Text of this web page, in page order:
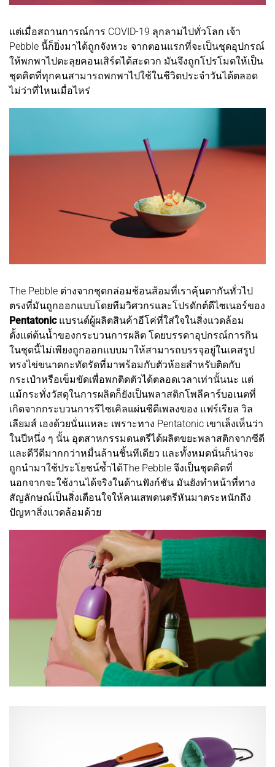
แต่เมื่อสถานการณ์การ COVID-19 ลุกลามไปทั่วโลก เจ้า
Pebble นี้ก็ยิ่งมาได้ถูกจังหวะ จากตอนแรกที่จะเป็นชุดอุปกรณ์
ให้พกพาไปตะลุยคอนเสิร์ตได้สะดวก มันจึงถูกโปรโมตให้เป็น
ชุดคิตที่ทุกคนสามารถพกพาไปใช้ในชีวิตประจำวันได้ตลอด
ไม่ว่าที่ไหนเมื่อไหร่
The Pebble ต่างจากชุดกล่อมช้อนส้อมที่เราคุ้นตากันทั่วไป
ตรงที่มันถูกออกแบบโดยทีมวิศวกรและโปรดักต์ดีไซเนอร์ของ
Pentatonicแบรนด์ผู้ผลิตสินค้าอีโค่ที่ใส่ใจในสิ่งแวดล้อม
ตั้งแต่ต้นน้ำของกระบวนการผลิต โดยบรรดาอุปกรณ์การกิน
ในชุดนี้ไม่เพียงถูกออกแบบมาให้สามารถบรรจุอยู่ในเคสรูป
ทรงไข่ขนาดกะทัดรัดที่มาพร้อมกับตัวห้อยสำหรับติดกับ
กระเป๋าหรือเข็มขัดเพื่อพกติดตัวได้ตลอดเวลาเท่านั้นนะ แต่
แม้กระทั่งวัสดุในการผลิตก็ยังเป็นพลาสติกโพลีคาร์บอเนตที่
เกิดจากกระบวนการรีไซเคิลแผ่นซีดีเพลงของ แฟร์เรียล วิล
เลียมส์ เองด้วยนั่นแหละ เพราะทาง Pentatonic เขาเล็งเห็นว่า
ในปีหนึ่ง ๆ นั้น อุตสาหกรรมดนตรีได้ผลิตขยะพลาสติกจากซีดี
และดีวีดีมากกว่าหมื่นล้านชิ้นทีเดียว และทั้งหมดนั่นก็น่าจะ
ถูกนำมาใช้ประโยชน์ซ้ำได้The Pebble จึงเป็นชุดคิตที่
นอกจากจะใช้งานได้จริงในด้านฟังก์ชัน มันยังทำหน้าที่ทาง
สัญลักษณ์เป็นสิ่งเตือนใจให้คนเสพดนตรีหันมาตระหนักถึง
ปัญหาสิ่งแวดล้อมด้วย